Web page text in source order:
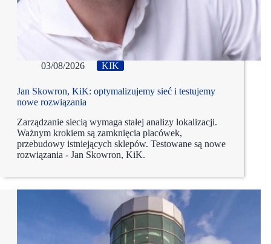
03/08/2026 KIK
Jan Skowron, KiK: optymalizujemy sieć i testujemy
nowe rozwiązania
Zarządzanie siecią wymaga stałej analizy lokalizacji.
Ważnym krokiem są zamknięcia placówek,
przebudowy istniejących sklepów. Testowane są nowe
rozwiązania - Jan Skowron, KiK.